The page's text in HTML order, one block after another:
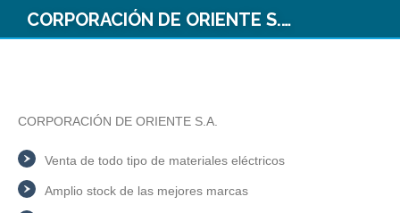
CORPORACIÓN DE ORIENTE S.A.
CORPORACIÓN DE ORIENTE S.A.
Venta de todo tipo de materiales eléctricos
Amplio stock de las mejores marcas